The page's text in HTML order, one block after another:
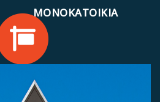
ΜΟΝΟΚΑΤΟΙΚΙΑ
Ανάθεση